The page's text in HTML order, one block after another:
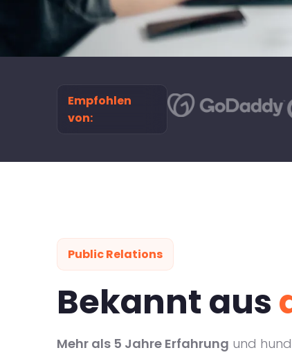
Empfohlen
von:
Public Relations
Bekannt aus
Mehr als 5 Jahre Erfahrung und